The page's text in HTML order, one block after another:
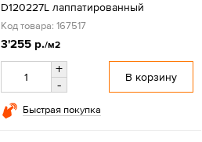
D120227L лаппатированный
Код товара: 167517
3'255 р./м2
+
-
В корзину
Быстрая покупка